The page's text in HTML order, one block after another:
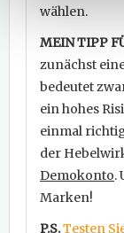
wählen.
MEIN TIPP
zunächst
bedeutet
ein hohes
einmal
der
Demokonto.
Marken!
P.S.Testen